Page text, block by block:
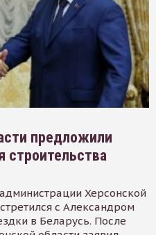
предложили
строительства
Херсонской
с Александром
в Беларусь. После